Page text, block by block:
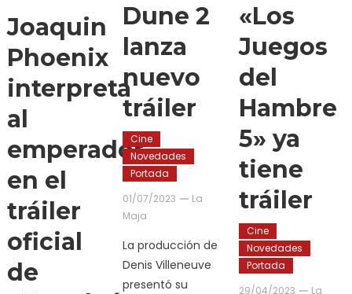
Joaquin
Phoenix
interpreta
al
emperador
en el
tráiler
oficial
de
Dune 2
lanza
nuevo
tráiler
Cine
Novedades
Portada
01/07/2023
La
Maja
La producción de
Denis Villeneuve
presentó su
«Los
Juegos
del
Hambre
5» ya
tiene
tráiler
Cine
Novedades
Portada
29/04/2023
La